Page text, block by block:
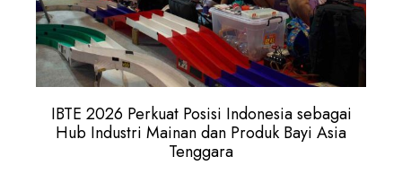
IBTE 2026 Perkuat Posisi Indonesia sebagai
Hub Industri Mainan dan Produk Bayi Asia
Tenggara